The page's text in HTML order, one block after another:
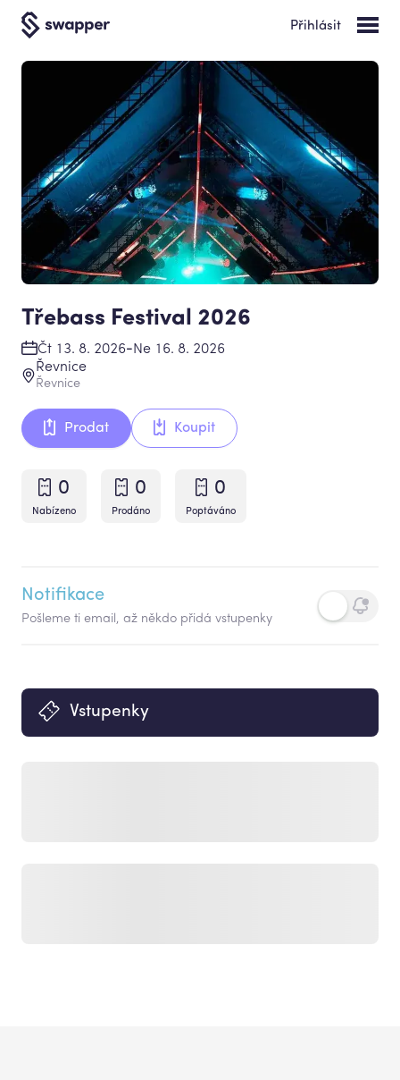
Přihlásit
Třebass Festival 2026
Čt 13. 8. 2026-Ne 16. 8. 2026
Řevnice
Řevnice
Prodat Koupit
0
Nabízeno
0
Prodáno
0
Poptáváno
Notifikace
Pošleme ti email, až někdo přidá vstupenky
Vstupenky